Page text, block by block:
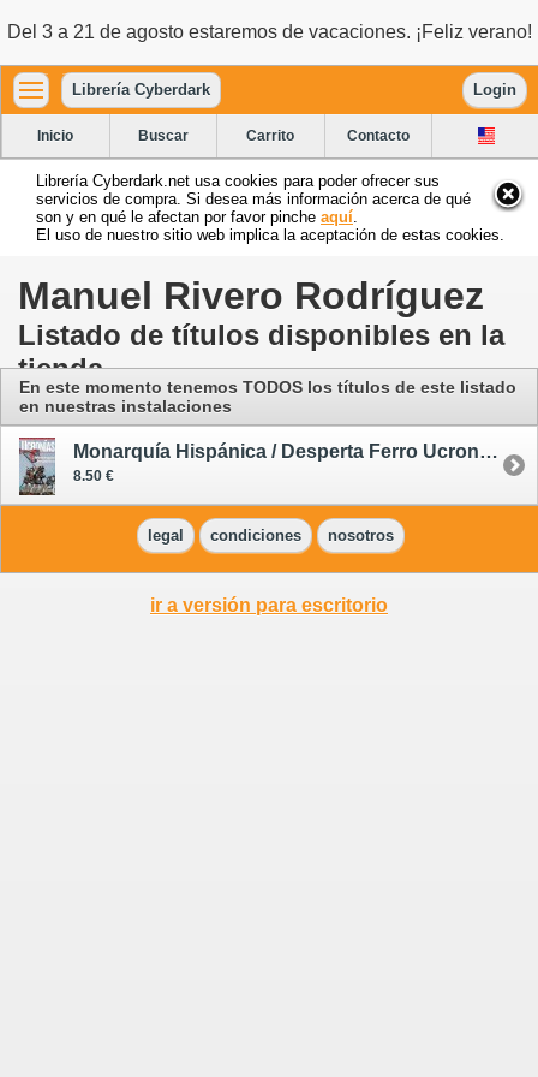
Del 3 a 21 de agosto estaremos de vacaciones. ¡Feliz verano!
Librería Cyberdark Login
Inicio Buscar Carrito Contacto
Librería Cyberdark.net usa cookies para poder ofrecer sus
servicios de compra. Si desea más información acerca de qué
son y en qué le afectan por favor pinche aquí
El uso de nuestro sitio web implica la aceptación de estas cookies.
Manuel Rivero Rodríguez
Listado de títulos disponibles en la
tienda
En este momento tenemos TODOS los títulos de este listado
en nuestras instalaciones
Monarquía Hispánica / Desperta Ferro Ucronías 2
8.50 €
legal condiciones nosotros
ir a versión para escritorio